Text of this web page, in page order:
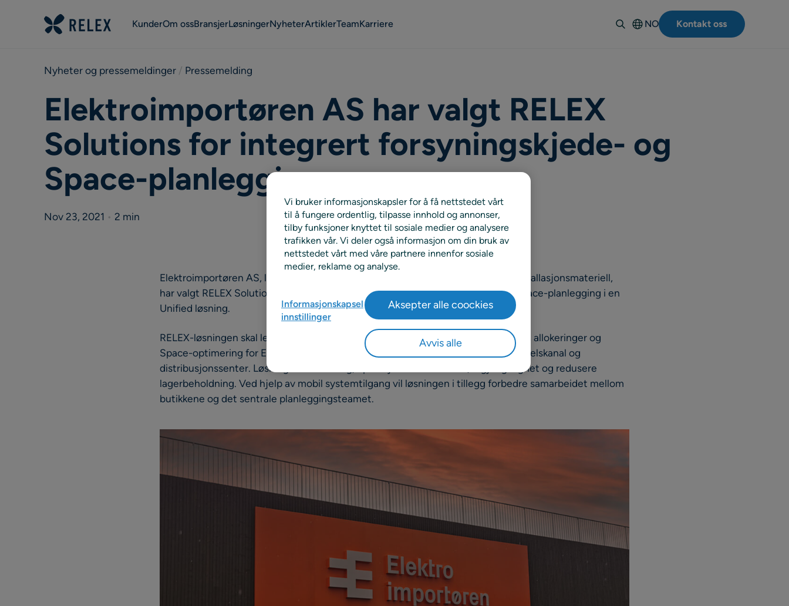
KunderOm ossBransjerLøsningerNyheterArtiklerTeamKarriere
NO
English
Svenska
Kontakt oss
Nyheter og pressemeldinger / Pressemelding
Elektroimportøren AS har valgt RELEX
Solutions for integrert forsyningskjede- og
Space-planlegging
Nov 23, 2021 • 2 min
Elektroimportøren AS, ledende grossist og forhandler av elektriske artikler og installasjonsmateriell,
har valgt RELEX Solutions som partner for å integrere sin forsyningskjede- og Space-planlegging i en
Unified løsning.
RELEX-løsningen skal levere etterspørselsprognoser, automatisert vareforsyning, allokeringer og
Space-optimering for Elektroimportørens 25 butikker i Norge, samt deres e-handelskanal og
distribusjonssenter. Løsningen vil øke salg, operasjonell effektivitet, tilgjengelighet og redusere
lagerbeholdning. Ved hjelp av mobil systemtilgang vil løsningen i tillegg forbedre samarbeidet mellom
butikkene og det sentrale planleggingsteamet.
Vi bruker informasjonskapsler for å få nettstedet vårt
til å fungere ordentlig, tilpasse innhold og annonser,
tilby funksjoner knyttet til sosiale medier og analysere
trafikken vår. Vi deler også informasjon om din bruk av
nettstedet vårt med våre partnere innenfor sosiale
medier, reklame og analyse.
Informasjonskapsel
innstillinger
Avvis alle
Aksepter alle coockies